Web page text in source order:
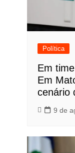
Política
Em
Em
cenário
9 de